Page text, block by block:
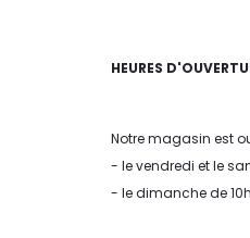
HEURES
Notre magasin est
- le vendredi et le
- le dimanche de